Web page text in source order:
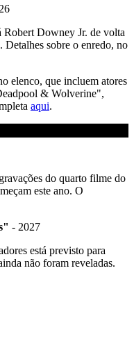
Downey Jr. de volta
Detalhes sobre o enredo, no
elenco, que incluem atores
& Wolverine",
aqui.
do quarto filme do
este ano. O
- 2027
está previsto para
não foram reveladas.